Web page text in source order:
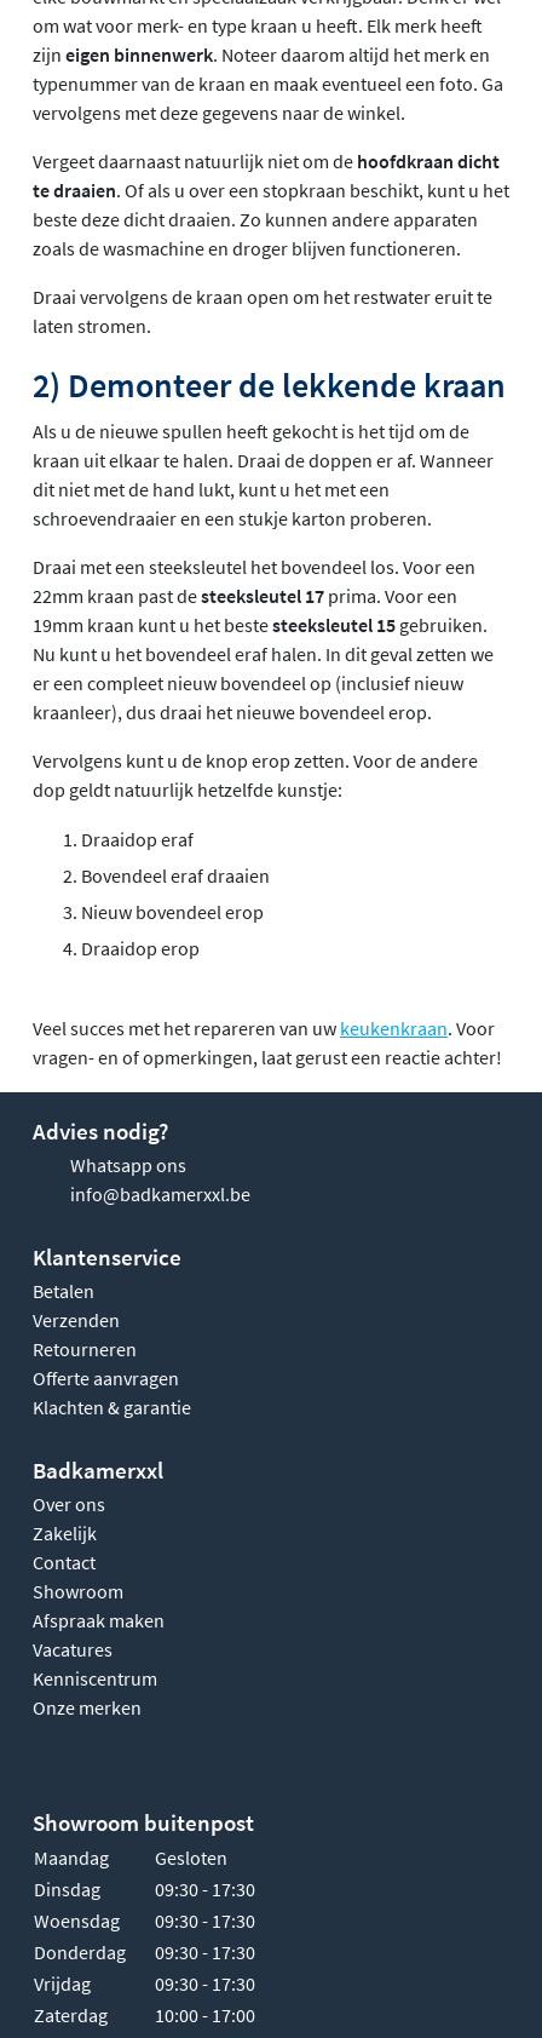
om wat voor merk- en type kraan u heeft. Elk merk heeft
zijn eigen binnenwerk. Noteer daarom altijd het merk en
typenummer van de kraan en maak eventueel een foto. Ga
vervolgens met deze gegevens naar de winkel.
Vergeet daarnaast natuurlijk niet om de hoofdkraan dicht
te draaien. Of als u over een stopkraan beschikt, kunt u het
beste deze dicht draaien. Zo kunnen andere apparaten
zoals de wasmachine en droger blijven functioneren.
Draai vervolgens de kraan open om het restwater eruit te
laten stromen.
2) Demonteer de lekkende kraan
Als u de nieuwe spullen heeft gekocht is het tijd om de
kraan uit elkaar te halen. Draai de doppen er af. Wanneer
dit niet met de hand lukt, kunt u het met een
schroevendraaier en een stukje karton proberen.
Draai met een steeksleutel het bovendeel los. Voor een
22mm kraan past desteeksleutel 17 prima. Voor een
19mm kraan kunt u het bestesteeksleutel 15 gebruiken.
Nu kunt u het bovendeel eraf halen. In dit geval zetten we
er een compleet nieuw bovendeel op (inclusief nieuw
kraanleer), dus draai het nieuwe bovendeel erop.
Vervolgens kunt u de knop erop zetten. Voor de andere
dop geldt natuurlijk hetzelfde kunstje:
Draaidop eraf
Bovendeel eraf draaien
Nieuw bovendeel erop
Draaidop erop
Veel succes met het repareren van uw keukenkraan. Voor
vragen- en of opmerkingen, laat gerust een reactie achter!
Advies nodig?
Whatsapp ons
info@badkamerxxl.be
Klantenservice
Betalen
Verzenden
Retourneren
Offerte aanvragen
Klachten & garantie
Badkamerxxl
Over ons
Zakelijk
Contact
Showroom
Afspraak maken
Vacatures
Kenniscentrum
Onze merken
Showroom buitenpost
Maandag
Gesloten
Dinsdag
09:30 - 17:30
Woensdag
09:30 - 17:30
Donderdag
09:30 - 17:30
Vrijdag
09:30 - 17:30
Zaterdag
10:00 - 17:00